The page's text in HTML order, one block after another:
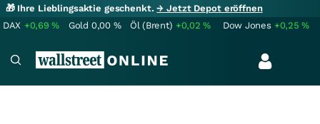
🎁 Ihre Lieblingsaktie geschenkt.→ Jetzt Depot eröffnen
DAX +0,69% Gold 0,00 % Öl (Brent) +0,02% Dow Jones +0,25%